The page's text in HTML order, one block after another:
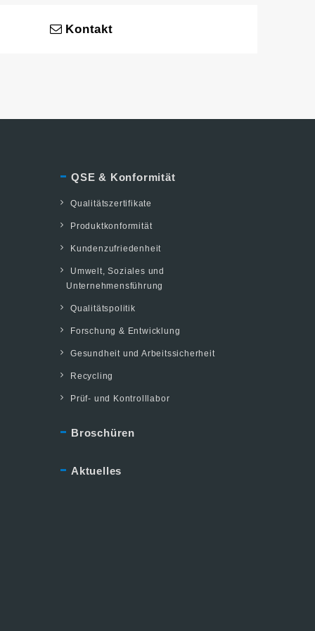
Kontakt
QSE & Konformität
Qualitätszertifikate
Produktkonformität
Kundenzufriedenheit
Umwelt, Soziales und
Unternehmensführung
Qualitätspolitik
Forschung & Entwicklung
Gesundheit und Arbeitssicherheit
Recycling
Prüf- und Kontrolllabor
Broschüren
Aktuelles